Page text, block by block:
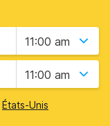
11:00 am
11:00 am
États-Unis